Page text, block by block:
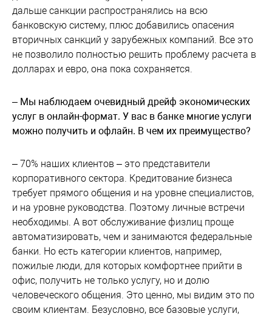
дальше санкции распространялись на всю
банковскую систему, плюс добавились опасения
вторичных санкций у зарубежных компаний. Все это
не позволило полностью решить проблему расчета в
долларах и евро, она пока сохраняется.
– Мы наблюдаем очевидный дрейф экономических
услуг в онлайн-формат. У вас в банке многие услуги
можно получить и офлайн. В чем их преимущество?
– 70% наших клиентов – это представители
корпоративного сектора. Кредитование бизнеса
требует прямого общения и на уровне специалистов,
и на уровне руководства. Поэтому личные встречи
необходимы. А вот обслуживание физлиц проще
автоматизировать, чем и занимаются федеральные
банки. Но есть категории клиентов, например,
пожилые люди, для которых комфортнее прийти в
офис, получить не только услугу, но и долю
человеческого общения. Это ценно, мы видим это по
своим клиентам. Безусловно, все базовые услуги,